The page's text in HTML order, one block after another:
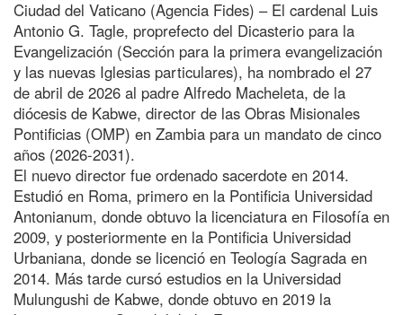
Ciudad del Vaticano (Agencia Fides) – El cardenal Luis
Antonio G. Tagle, proprefecto del Dicasterio para la
Evangelización (Sección para la primera evangelización
y las nuevas Iglesias particulares), ha nombrado el 27
de abril de 2026 al padre Alfredo Macheleta, de la
diócesis de Kabwe, director de las Obras Misionales
Pontificias (OMP) en Zambia para un mandato de cinco
años (2026-2031).
El nuevo director fue ordenado sacerdote en 2014.
Estudió en Roma, primero en la Pontificia Universidad
Antonianum, donde obtuvo la licenciatura en Filosofía en
2009, y posteriormente en la Pontificia Universidad
Urbaniana, donde se licenció en Teología Sagrada en
2014. Más tarde cursó estudios en la Universidad
Mulungushi de Kabwe, donde obtuvo en 2019 la